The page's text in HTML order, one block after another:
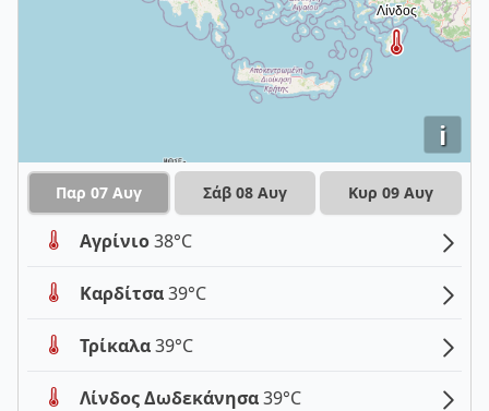
i
Παρ 07 Αυγ Σάβ 08 Αυγ Κυρ 09 Αυγ
Αγρίνιο38°C
Καρδίτσα39°C
Τρίκαλα39°C
Λίνδος Δωδεκάνησα39°C